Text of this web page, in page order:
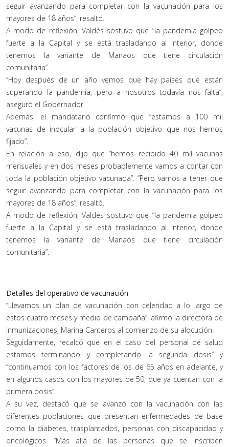
seguir avanzando para completar con la vacunación para los
mayores de 18 años”, resaltó.
A modo de reflexión, Valdés sostuvo que “la pandemia golpeo
fuerte a la Capital y se está trasladando al interior, donde
tenemos la variante de Manaos que tiene circulación
comunitaria”.
“Hoy después de un año vemos que hay países que están
superando la pandemia, pero a nosotros todavía nos falta”,
aseguró el Gobernador.
Además, el mandatario confirmó que “estamos a 100 mil
vacunas de inocular a la población objetivo que nos hemos
fijado”.
En relación a eso, dijo que “hemos recibido 40 mil vacunas
mensuales y en dos meses probablemente vamos a contar con
toda la población objetivo vacunada”. “Pero vamos a tener que
seguir avanzando para completar con la vacunación para los
mayores de 18 años”, resaltó.
A modo de reflexión, Valdés sostuvo que “la pandemia golpeo
fuerte a la Capital y se está trasladando al interior, donde
tenemos la variante de Manaos que tiene circulación
comunitaria”.
Detalles del operativo de vacunación
“Llevamos un plan de vacunación con celeridad a lo largo de
estos cuatro meses y medio de campaña”, afirmó la directora de
inmunizaciones, Marina Canteros al comienzo de su alocución.
Seguidamente, recalcó que en el caso del personal de salud
estamos terminando y completando la segunda dosis” y
“continuamos con los factores de los de 65 años en adelante, y
en algunos casos con los mayores de 50, que ya cuentan con la
primera dosis”.
A su vez, destacó que se avanzó con la vacunación con las
diferentes poblaciones que presentan enfermedades de base
como la diabetes, trasplantados, personas con discapacidad y
oncológicos. “Más allá de las personas que se inscriben